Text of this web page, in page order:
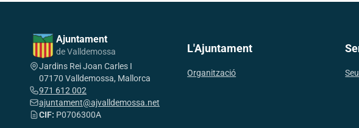
Ajuntament
de Valldemossa
Jardins Rei Joan Carles I
07170 Valldemossa, Mallorca
971 612 002
ajuntament@ajvalldemossa.net
CIF: P0706300A
L'Ajuntament
Organització